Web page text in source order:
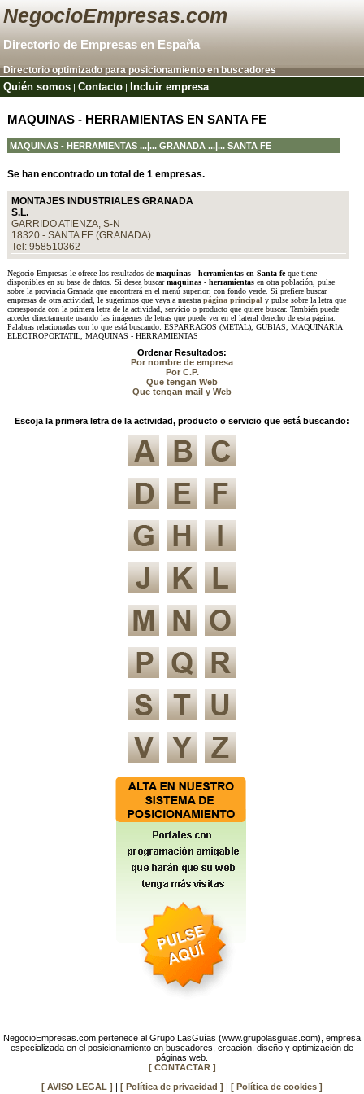
NegocioEmpresas.com
Directorio de Empresas en España
Directorio optimizado para posicionamiento en buscadores
Quién somos |Contacto Incluir empresa
MAQUINAS - HERRAMIENTAS EN SANTA FE
MAQUINAS - HERRAMIENTAS...|... GRANADA ...|... SANTA FE
Se han encontrado un total de 1 empresas.
MONTAJES INDUSTRIALES GRANADA
S.L.
GARRIDO ATIENZA, S-N
18320 - SANTA FE (GRANADA)
Tel: 958510362
Negocio Empresas le ofrece los resultados de maquinas - herramientas en Santa feque tiene
disponibles en su base de datos. Si desea buscarmaquinas - herramientasen otra población, pulse
sobre la provincia Granada que encontrará en el menú superior, con fondo verde. Si prefiere buscar
empresas de otra actividad, le sugerimos que vaya a nuestra página principal y pulse sobre la letra que
corresponda con la primera letra de la actividad, servicio o producto que quiere buscar. También puede
acceder directamente usando las imágenes de letras que puede ver en el lateral derecho de esta página.
Palabras relacionadas con lo que está buscando: ESPARRAGOS (METAL), GUBIAS, MAQUINARIA
ELECTROPORTATIL, MAQUINAS - HERRAMIENTAS
Ordenar Resultados:
Por nombre de empresa
Por C.P.
Que tengan Web
Que tengan mail y Web
Escoja la primera letra de la actividad, producto o servicio que está buscando:
NegocioEmpresas.com pertenece al Grupo LasGuías (www.grupolasguias.com), empresa
especializada en el posicionamiento en buscadores, creación, diseño y optimización de
páginas web.
[ CONTACTAR ]
[ AVISO LEGAL ] | [ Política de privacidad ] | [ Política de cookies ]